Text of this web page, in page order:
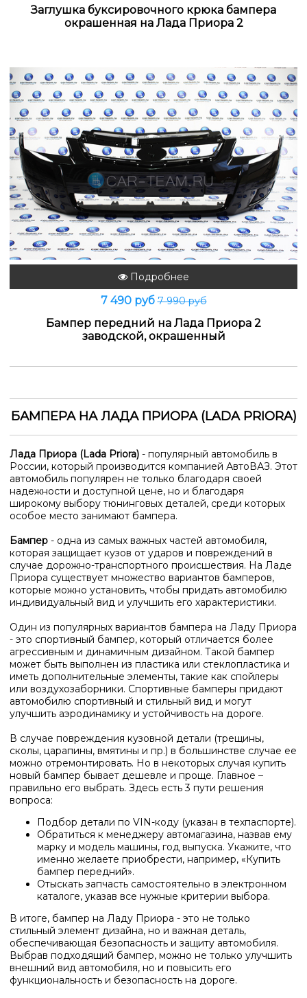
Заглушка буксировочного крюка бампера
окрашенная на Лада Приора 2
Подробнее
7 490 руб7 990 руб
Бампер передний на Лада Приора 2
заводской, окрашенный
БАМПЕРА НА ЛАДА ПРИОРА (LADA PRIORA)
Лада Приора (Lada Priora) - популярный автомобиль в
России, который производится компанией АвтоВАЗ. Этот
автомобиль популярен не только благодаря своей
надежности и доступной цене, но и благодаря
широкому выбору тюнинговых деталей, среди которых
особое место занимают бампера.
Бампер - одна из самых важных частей автомобиля,
которая защищает кузов от ударов и повреждений в
случае дорожно-транспортного происшествия. На Ладе
Приора существует множество вариантов бамперов,
которые можно установить, чтобы придать автомобилю
индивидуальный вид и улучшить его характеристики.
Один из популярных вариантов бампера на Ладу Приора
- это спортивный бампер, который отличается более
агрессивным и динамичным дизайном. Такой бампер
может быть выполнен из пластика или стеклопластика и
иметь дополнительные элементы, такие как спойлеры
или воздухозаборники. Спортивные бамперы придают
автомобилю спортивный и стильный вид и могут
улучшить аэродинамику и устойчивость на дороге.
В случае повреждения кузовной детали (трещины,
сколы, царапины, вмятины и пр.) в большинстве случае ее
можно отремонтировать. Но в некоторых случая купить
новый бампер бывает дешевле и проще. Главное –
правильно его выбрать. Здесь есть 3 пути решения
вопроса:
Подбор детали по VIN-коду (указан в техпаспорте).
Обратиться к менеджеру автомагазина, назвав ему
марку и модель машины, год выпуска. Укажите, что
именно желаете приобрести, например, «Купить
бампер передний».
Отыскать запчасть самостоятельно в электронном
каталоге, указав все нужные критерии выбора.
В итоге, бампер на Ладу Приора - это не только
стильный элемент дизайна, но и важная деталь,
обеспечивающая безопасность и защиту автомобиля.
Выбрав подходящий бампер, можно не только улучшить
внешний вид автомобиля, но и повысить его
функциональность и безопасность на дороге.